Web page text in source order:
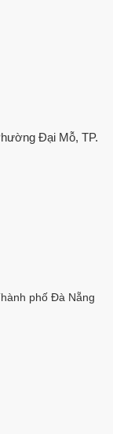
Đại Mỗ, TP.
phố Đà Nẵng